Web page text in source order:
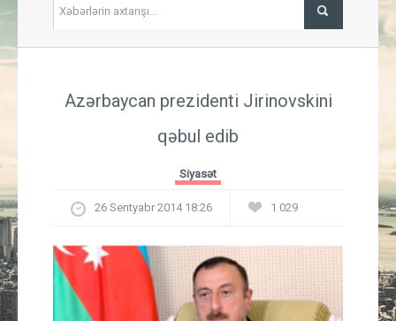
İqtisadiyyat
Güney Azərbaycan
Mədəniyyət
Azərbaycan prezidenti Jirinovskini
qəbul edib
Siyasət
26 Sentyabr 2014 18:26 1 029